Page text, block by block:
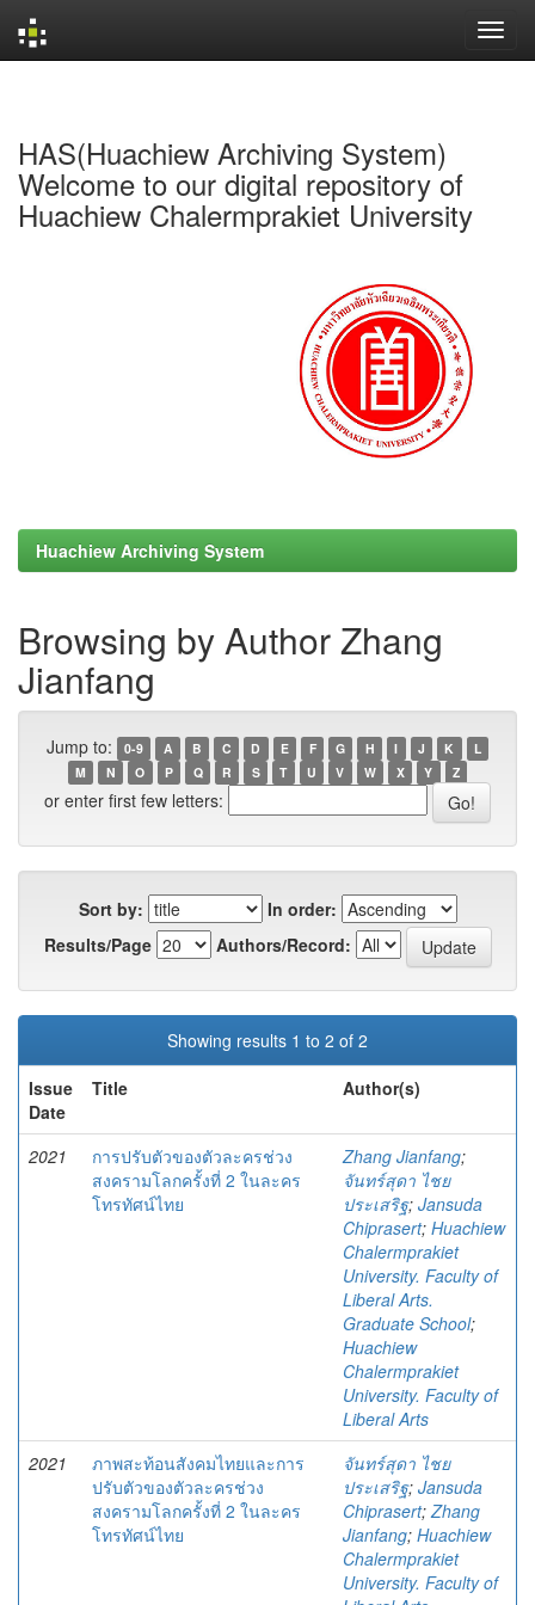
HAS(Huachiew Archiving System)
Welcome to our digital repository of
Huachiew Chalermprakiet University
Huachiew Archiving System
Browsing by Author Zhang
Jianfang
Jump to: 0-9 A B C D E F G H I J K
L
M
N O P Q R S T U V W X Y Z
or enter first few letters:
Sort by:
In order:
Results/Page
Authors/Record:
Showing results 1 to 2 of 2
Issue
Date
Title Author(s)
2021
การปรับตัวของตัวละครช่วง
สงครามโลกครั้งที่ 2 ในละคร
โทรทัศน์ไทย
Zhang Jianfang;
จันทร์สุดา ไชย
ประเสริฐ; Jansuda
Chiprasert; Huachiew
Chalermprakiet
University. Faculty of
Liberal Arts.
Graduate School;
Huachiew
Chalermprakiet
University. Faculty of
Liberal Arts
2021
ภาพสะท้อนสังคมไทยและการ
ปรับตัวของตัวละครช่วง
สงครามโลกครั้งที่ 2 ในละคร
โทรทัศน์ไทย
จันทร์สุดา ไชย
ประเสริฐ; Jansuda
Chiprasert;Zhang
Jianfang; Huachiew
Chalermprakiet
University. Faculty of